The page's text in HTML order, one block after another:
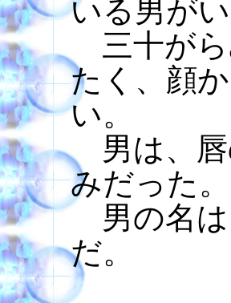
いる男がい
三十がら
たく、顔
い。
男は、唇
みだった。
男の名は
だ。